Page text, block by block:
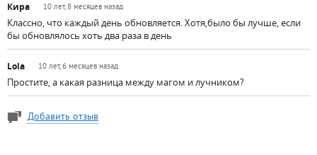
Кира 10 лет, 8 месяцев назад
Классно, что каждый день обновляется. Хотя,было бы лучше, если
бы обновлялось хоть два раза в день
Lola 10 лет, 6 месяцев назад
Простите, а какая разница между магом и лучником?
Добавить отзыв